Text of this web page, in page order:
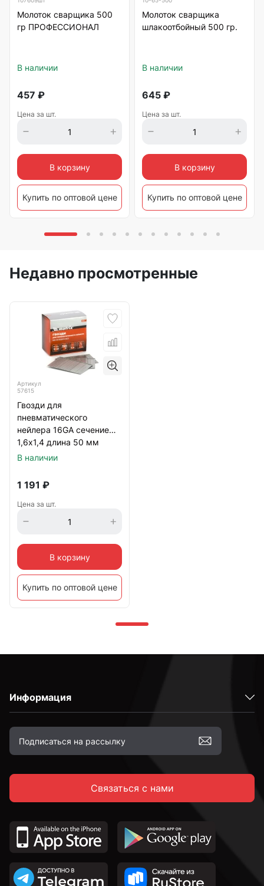
Молоток сварщика 500
гр ПРОФЕССИОНАЛ
В наличии
457 ₽
Цена за шт.
В корзину
Купить по оптовой цене
Молоток сварщика
шлакоотбойный 500 гр.
В наличии
645 ₽
Цена за шт.
В корзину
Купить по оптовой цене
Недавно просмотренные
Артикул
57615
Гвозди для
пневматического
нейлера 16GA сечение
1,6х1,4 длина 50 мм
2500шт. Matrix
В наличии
1 191 ₽
Цена за шт.
В корзину
Купить по оптовой цене
Информация
Связаться с нами